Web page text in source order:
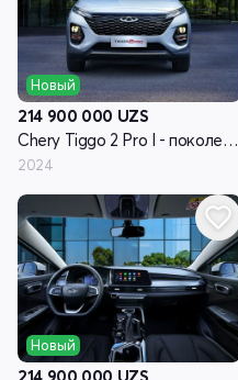
Новый
214 900 000 UZS
Chery Tiggo 2 Pro I - поколение
2024
Новый